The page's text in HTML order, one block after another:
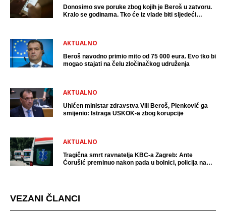
Donosimo sve poruke zbog kojih je Beroš u zatvoru.
Kralo se godinama. Tko će iz vlade biti sljedeći
AKTUALNO
Beroš navodno primio mito od 75 000 eura. Evo tko bi
mogao stajati na čelu zločinačkog udruženja
AKTUALNO
Uhićen ministar zdravstva Vili Beroš, Plenković ga
smijenio: Istraga USKOK-a zbog korupcije
AKTUALNO
Tragična smrt ravnatelja KBC-a Zagreb: Ante
Ćorušić preminuo nakon pada u bolnici, policija na
VEZANI ČLANCI